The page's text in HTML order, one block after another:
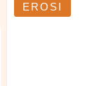
EROSI